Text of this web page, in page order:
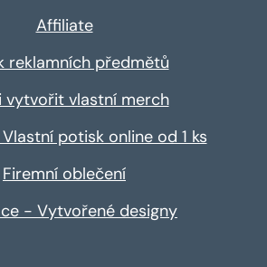
Affiliate
reklamních předmětů
vytvořit vlastní merch
Vlastní potisk online od 1 ks
Firemní oblečení
- Vytvořené designy